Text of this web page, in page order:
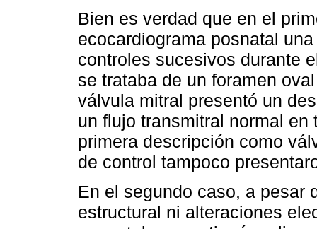
Bien es verdad que en el
ecocardiograma posnatal
controles sucesivos durante
se trataba de un foramen
válvula mitral presentó un
un flujo transmitral normal
primera descripción como
de control tampoco
En el segundo caso, a pesar
estructural ni alteraciones